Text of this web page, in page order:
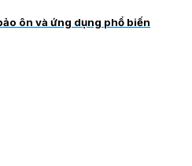
ôn và ứng dụng phổ biến